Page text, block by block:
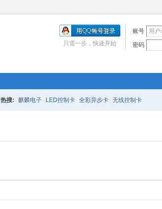
账号
密码
只需一步，快速开始
热搜: 麒麟电子 LED控制卡 全彩异步卡 无线控制卡